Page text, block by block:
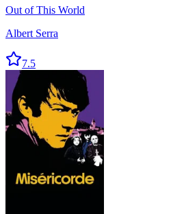
Out of This World
Albert Serra
7.5